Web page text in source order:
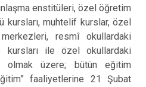
enstitüleri, özel öğretim
kursları, muhtelif kurslar, özel
resmî okullardaki
ile özel okullardaki
olmak üzere; bütün eğitim
faaliyetlerine 21 Şubat